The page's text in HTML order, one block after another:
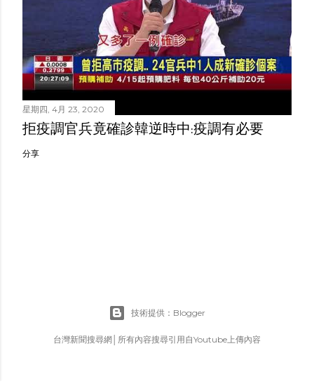
星期四, 4月 23, 2020
拒疫調官兵竟確診韓逆時中:疫調有必要
分享
技術提供：Blogger
台灣新聞搜尋網│所有內容搜尋引用自Youtube上傳內容